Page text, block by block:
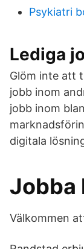
Psykiatri
Lediga
Glöm inte att
jobb inom
jobb inom
digitala
Jobba
Välkommen